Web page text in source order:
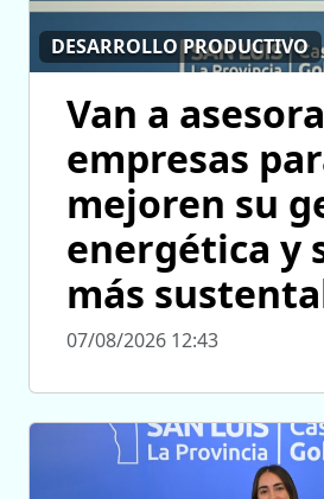
DESARROLLO PRODUCTIVO
Van a
empresas
mejoren su
energética y
más
07/08/2026 12:43